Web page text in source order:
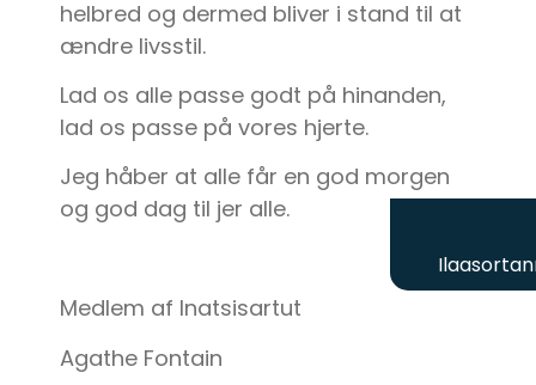
helbred og dermed bliver i stand til at
ændre livsstil.
Lad os alle passe godt på hinanden,
lad os passe på vores hjerte.
Jeg håber at alle får en god morgen
og god dag til jer alle.
Medlem af Inatsisartut
Agathe Fontain